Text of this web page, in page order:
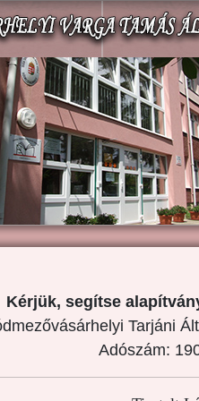
Kérjük, segítse
Tarjáni
Adószám: